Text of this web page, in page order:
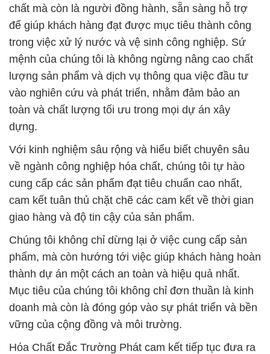
chất mà còn là người đồng hành, sẵn sàng hỗ trợ
để giúp khách hàng đạt được mục tiêu thành công
trong việc xử lý nước và vệ sinh công nghiệp. Sứ
mệnh của chúng tôi là không ngừng nâng cao chất
lượng sản phẩm và dịch vụ thông qua việc đầu tư
vào nghiên cứu và phát triển, nhằm đảm bảo an
toàn và chất lượng tối ưu trong mọi dự án xây
dựng.
Với kinh nghiệm sâu rộng và hiểu biết chuyên sâu
về ngành công nghiệp hóa chất, chúng tôi tự hào
cung cấp các sản phẩm đạt tiêu chuẩn cao nhất,
cam kết tuân thủ chặt chẽ các cam kết về thời gian
giao hàng và độ tin cậy của sản phẩm.
Chúng tôi không chỉ dừng lại ở việc cung cấp sản
phẩm, mà còn hướng tới việc giúp khách hàng hoàn
thành dự án một cách an toàn và hiệu quả nhất.
Mục tiêu của chúng tôi không chỉ đơn thuần là kinh
doanh mà còn là đóng góp vào sự phát triển và bền
vững của cộng đồng và môi trường.
Hóa Chất Đắc Trường Phát cam kết tiếp tục đưa ra